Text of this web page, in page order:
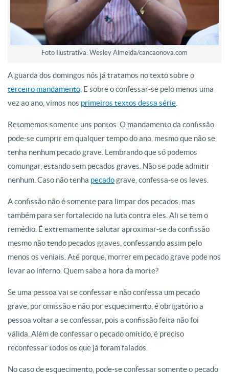
Foto Ilustrativa: Wesley Almeida/cancaonova.com
A guarda dos domingos nós já tratamos no texto sobre o
terceiro mandamento . E sobre o confessar-se pelo menos uma
vez ao ano, vimos nos primeiros textos dessa série
Retomemos somente uns pontos. O mandamento da confissão
pode-se cumprir em qualquer tempo do ano, mesmo que não se
tenha nenhum pecado grave. Lembrando que só podemos
comungar, estando sem pecados graves. Não se pode admitir
nenhum. Caso não tenha pecadograve, confessa-se os leves.
A confissão não é somente para limpar dos pecados, mas
também para ser fortalecido na luta contra eles. Ali se tem o
remédio. É extremamente salutar aproximar-se da confissão
mesmo não tendo pecados graves, confessando assim pelo
menos os veniais. Até porque, morrer em pecado grave pode nos
levar ao inferno. Quem sabe a hora da morte?
Se uma pessoa vai se confessar e não confessa um pecado
grave, por omissão e não por esquecimento, é obrigatório a
pessoa voltar a se confessar, pois a confissão feita não foi
válida. Além de confessar o pecado omitido, é preciso
reconfessar todos os que já foram falados.
No caso de esquecimento, pode-se confessar somente o pecado